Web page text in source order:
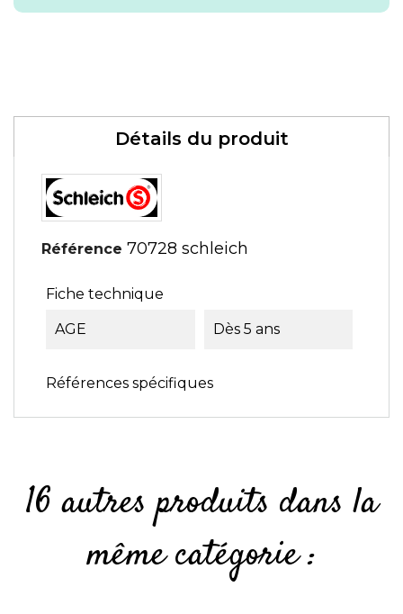
Détails du produit
Référence 70728 schleich
Fiche technique
AGE Dès 5 ans
Références spécifiques
16 autres produits dans la
même catégorie :